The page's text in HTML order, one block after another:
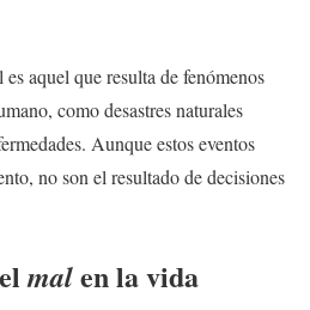
aquel que resulta de fenómenos
como desastres naturales
Aunque estos eventos
no son el resultado de decisiones
malen la vida